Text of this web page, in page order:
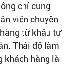
chỉ cung
viên chuyên
từ khâu tư
Thái độ làm
khách hàng là